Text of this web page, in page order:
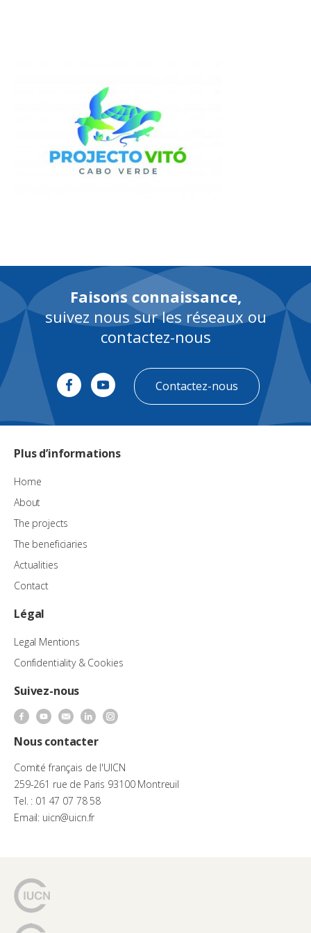
Faisons connaissance,
suivez nous sur les réseaux ou
contactez-nous
Contactez-nous
Plus d’informations
Home
About
The projects
The beneficiaries
Actualities
Contact
Légal
Legal Mentions
Confidentiality & Cookies
Suivez-nous
Nous contacter
Comité français de l'UICN
259-261 rue de Paris 93100 Montreuil
Tel. : 01 47 07 78 58
Email: uicn@uicn.fr